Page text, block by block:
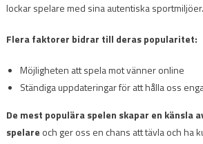
lockar spelare med sina autentiska sportmiljöer.
Flera faktorer bidrar till deras popularitet:
Möjligheten att spela mot vänner online
Ständiga uppdateringar för att hålla oss
De mest populära spelen skapar en känsla
spelare och ger oss en chans att tävla och ha